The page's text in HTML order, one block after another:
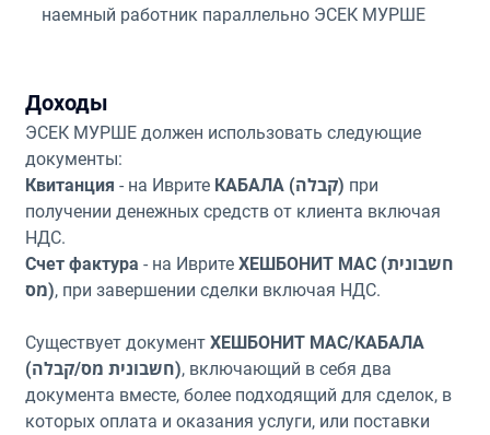
наемный работник параллельно ЭСЕК МУРШЕ
Доходы
ЭСЕК МУРШЕ должен использовать следующие
документы:
Квитанция - на Иврите КАБАЛА (קבלה) при
получении денежных средств от клиента включая
НДС.
Счет фактура - на Иврите ХЕШБОНИТ МАС (חשבונית
מס), при завершении сделки включая НДС.
Существует документ ХЕШБОНИТ МАС/КАБАЛА
(חשבונית מס/קבלה), включающий в себя два
документа вместе, более подходящий для сделок, в
которых оплата и оказания услуги, или поставки